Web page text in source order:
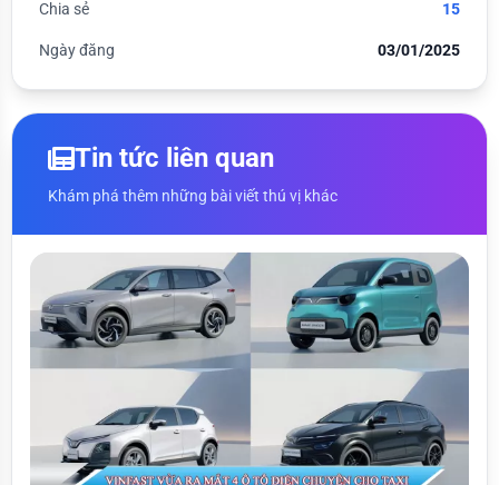
Chia sẻ 15
Ngày đăng 03/01/2025
Tin tức liên quan
Khám phá thêm những bài viết thú vị khác